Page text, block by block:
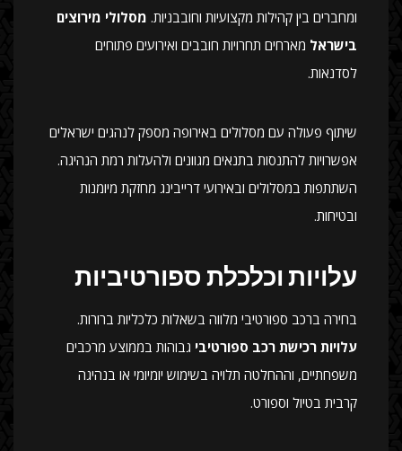
ומחברים בין קהילות מקצועיות וחובבניות. מסלולי מירוצים
בישראל מארחים תחרויות חובבים ואירועים פתוחים
לסדנאות.
שיתוף פעולה עם מסלולים באירופה מספק לנהגים ישראלים
אפשרויות להתנסות בתנאים מגוונים ולהעלות רמת הנהיגה.
השתתפות במסלולים ובאירועי דרייבינג מחזקת מיומנות
ובטיחות.
עלויות וכלכלת ספורטיביות
בחירה ברכב ספורטיבי מלווה בשאלות כלכליות ברורות.
עלויות רכישת רכב ספורטיבי גבוהות בממוצע מרכבים
משפחתיים, וההחלטה תלויה בשימוש יומיומי או בנהיגה
קרבית בטיול וספורט.